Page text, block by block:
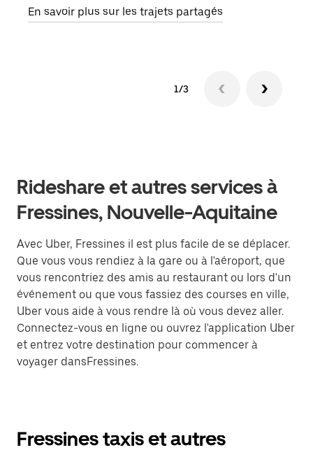
En savoir plus sur les trajets partagés
1/3
Rideshare et autres services à
Fressines, Nouvelle-Aquitaine
Avec Uber, Fressines il est plus facile de se déplacer.
Que vous vous rendiez à la gare ou à l'aéroport, que
vous rencontriez des amis au restaurant ou lors d'un
événement ou que vous fassiez des courses en ville,
Uber vous aide à vous rendre là où vous devez aller.
Connectez-vous en ligne ou ouvrez l'application Uber
et entrez votre destination pour commencer à
voyager dansFressines.
Fressines taxis et autres